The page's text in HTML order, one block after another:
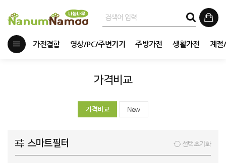
가전결합 영상/PC/주변기기 주방가전 생활가전 계절
가격비교
가격비교 New
스마트필터 선택초기화